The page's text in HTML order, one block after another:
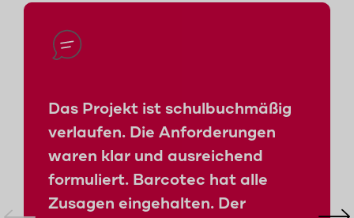
Das Projekt ist schulbuchmäßig
verlaufen. Die Anforderungen
waren klar und ausreichend
formuliert. Barcotec hat alle
Zusagen eingehalten. Der